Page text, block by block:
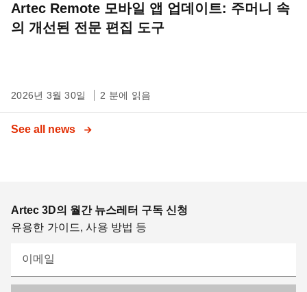
Artec Remote 모바일 앱 업데이트: 주머니 속
의 개선된 전문 편집 도구
2026년 3월 30일 2 분에 읽음
See all news
Artec 3D의 월간 뉴스레터 구독 신청
유용한 가이드, 사용 방법 등
이메일